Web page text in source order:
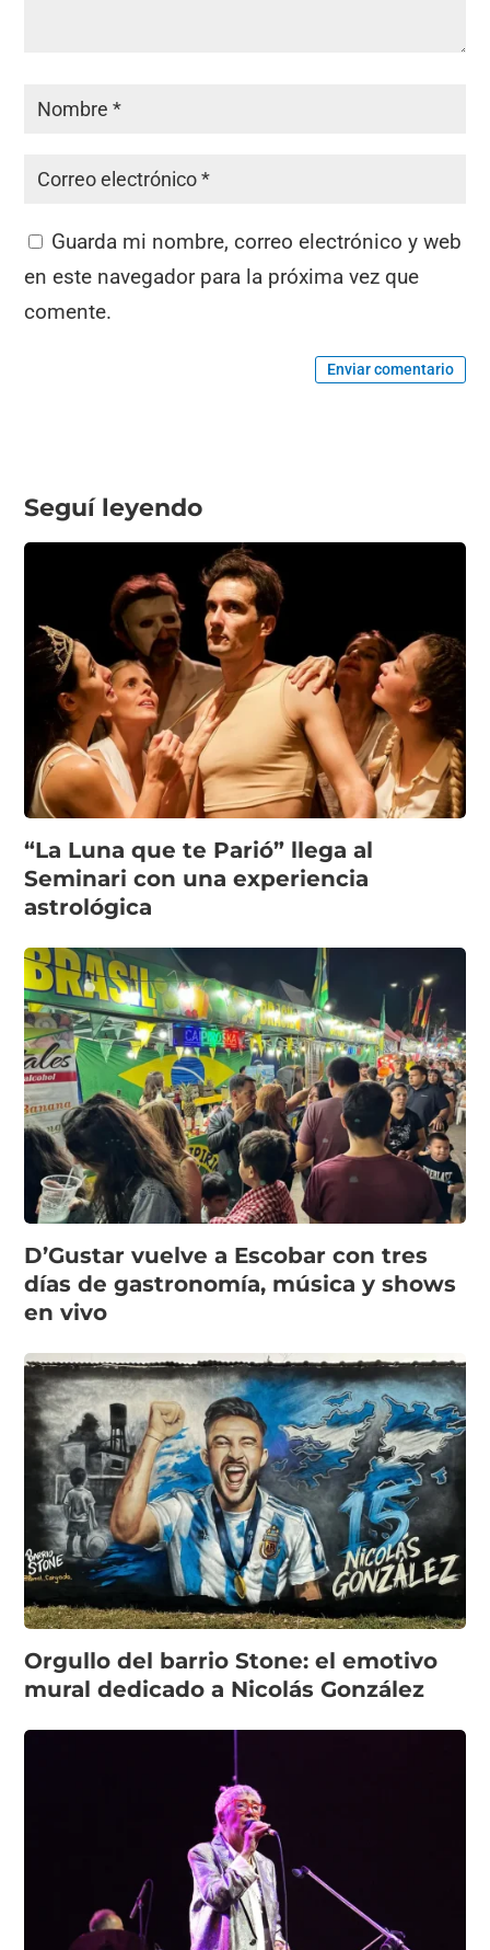
Guarda mi nombre, correo electrónico y web
en este navegador para la próxima vez que
comente.
Enviar comentario
Seguí leyendo
“La Luna que te Parió” llega al
Seminari con una experiencia
astrológica
D’Gustar vuelve a Escobar con tres
días de gastronomía, música y shows
en vivo
Orgullo del barrio Stone: el emotivo
mural dedicado a Nicolás González